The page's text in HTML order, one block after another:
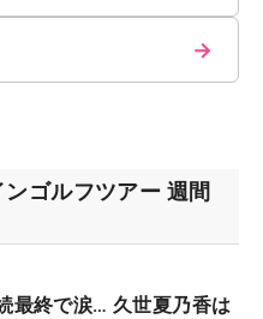
→
ゴルフツアー 週間
最終で涙… 久世夏乃香は